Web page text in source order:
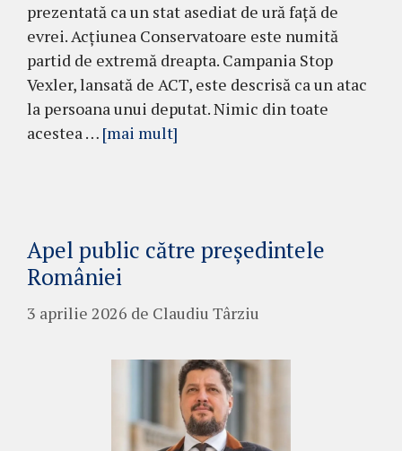
prezentată ca un stat asediat de ură față de
evrei. Acțiunea Conservatoare este numită
partid de extremă dreapta. Campania Stop
Vexler, lansată de ACT, este descrisă ca un atac
la persoana unui deputat. Nimic din toate
acestea … [mai mult]
Apel public către președintele
României
3 aprilie 2026 de Claudiu Târziu